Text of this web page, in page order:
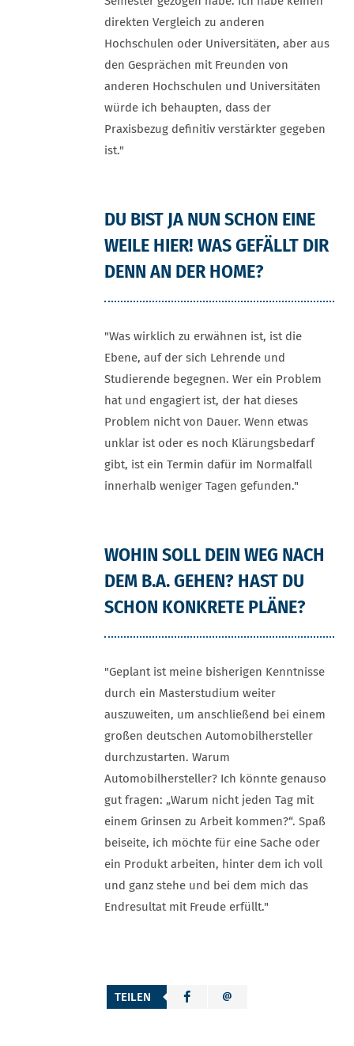
direkten Vergleich zu anderen
Hochschulen oder Universitäten, aber aus
den Gesprächen mit Freunden von
anderen Hochschulen und Universitäten
würde ich behaupten, dass der
Praxisbezug definitiv verstärkter gegeben
ist."
DU BIST JA NUN SCHON EINE
WEILE HIER! WAS GEFÄLLT DIR
DENN AN DER HOME?
"Was wirklich zu erwähnen ist, ist die
Ebene, auf der sich Lehrende und
Studierende begegnen. Wer ein Problem
hat und engagiert ist, der hat dieses
Problem nicht von Dauer. Wenn etwas
unklar ist oder es noch Klärungsbedarf
gibt, ist ein Termin dafür im Normalfall
innerhalb weniger Tagen gefunden."
WOHIN SOLL DEIN WEG NACH
DEM B.A. GEHEN? HAST DU
SCHON KONKRETE PLÄNE?
"Geplant ist meine bisherigen Kenntnisse
durch ein Masterstudium weiter
auszuweiten, um anschließend bei einem
großen deutschen Automobilhersteller
durchzustarten. Warum
Automobilhersteller? Ich könnte genauso
gut fragen: „Warum nicht jeden Tag mit
einem Grinsen zu Arbeit kommen?“. Spaß
beiseite, ich möchte für eine Sache oder
ein Produkt arbeiten, hinter dem ich voll
und ganz stehe und bei dem mich das
Endresultat mit Freude erfüllt."
TEILEN